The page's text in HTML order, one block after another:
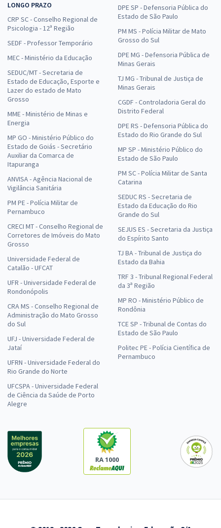
LONGO PRAZO
CRP SC - Conselho Regional de
Psicologia - 12ª Região
SEDF - Professor Temporário
MEC - Ministério da Educação
SEDUC/MT - Secretaria de
Estado de Educação, Esporte e
Lazer do estado de Mato
Grosso
MME - Ministério de Minas e
Energia
MP GO - Ministério Público do
Estado de Goiás - Secretário
Auxiliar da Comarca de
Itapuranga
ANVISA - Agência Nacional de
Vigilância Sanitária
PM PE - Polícia Militar de
Pernambuco
CRECI MT - Conselho Regional de
Corretores de Imóveis do Mato
Grosso
Universidade Federal de
Catalão - UFCAT
UFR - Universidade Federal de
Rondonópolis
CRA MS - Conselho Regional de
Administração do Mato Grosso
do Sul
UFJ - Universidade Federal de
Jataí
UFRN - Universidade Federal do
Rio Grande do Norte
UFCSPA - Universidade Federal
de Ciência da Saúde de Porto
Alegre
DPE SP - Defensoria Pública do
Estado de São Paulo
PM MS - Polícia Militar de Mato
Grosso do Sul
DPE MG - Defensoria Pública de
Minas Gerais
TJ MG - Tribunal de Justiça de
Minas Gerais
CGDF - Controladoria Geral do
Distrito Federal
DPE RS - Defensoria Pública do
Estado do Rio Grande do Sul
MP SP - Ministério Público do
Estado de São Paulo
PM SC - Polícia Militar de Santa
Catarina
SEDUC RS - Secretaria de
Estado da Educação do Rio
Grande do Sul
SEJUS ES - Secretaria da Justiça
do Espírito Santo
TJ BA - Tribunal de Justiça do
Estado da Bahia
TRF 3 - Tribunal Regional Federal
da 3ª Região
MP RO - Ministério Público de
Rondônia
TCE SP - Tribunal de Contas do
Estado de São Paulo
Politec PE - Polícia Científica de
Pernambuco
RA 1000